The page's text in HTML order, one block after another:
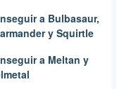
a Bulbasaur,
y Squirtle
a Meltan y